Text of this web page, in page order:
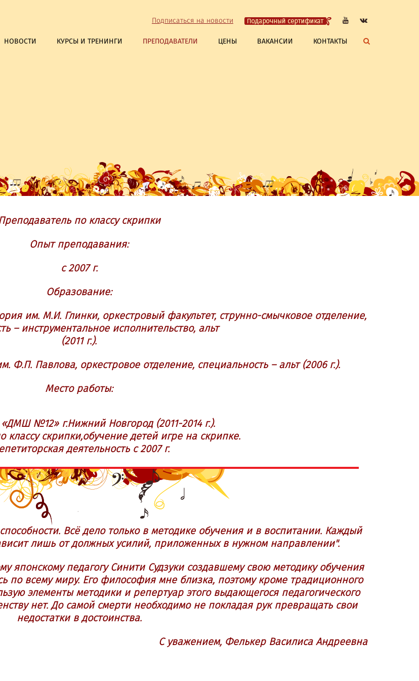
Подписаться на новости
НОВОСТИ КУРСЫ И ТРЕНИНГИ ПРЕПОДАВАТЕЛИ ЦЕНЫ ВАКАНСИИ КОНТАКТЫ
по классу скрипки
Опыт преподавания:
с 2007 г.
Образование:
им. М.И. Глинки, оркестровый факультет, струнно-смычковое отделение,
– инструментальное исполнительство, альт
(2011 г.).
Ф.П. Павлова, оркестровое отделение, специальность – альт (2006 г.).
Место работы:
№12» г.Нижний Новгород (2011-2014 г.).
классу скрипки,обучение детей игре на скрипке.
деятельность с 2007 г.
Всё дело только в методике обучения и в воспитании. Каждый
лишь от должных усилий, приложенных в нужном направлении".
японскому педагогу Синити Судзуки создавшему свою методику обучения
по всему миру. Его философия мне близка, поэтому кроме традиционного
элементы методики и репертуар этого выдающегося педагогического
нет. До самой смерти необходимо не покладая рук превращать свои
недостатки в достоинства.
С уважением, Фелькер Василиса Андреевна